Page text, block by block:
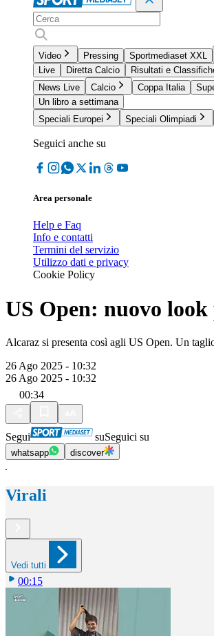
Video Pressing Sportmediaset XXL
Live
Diretta Calcio
Risultati e
News Live
Calcio Coppa Italia
Un libro a settimana
Speciali Europei
Speciali Olimpiadi
Seguici anche su
Area personale
Help e Faq
Info e contatti
Termini del servizio
Utilizzo dati e privacy
Cookie Policy
US Open: nuovo
Alcaraz si presenta così agli US Open. Un
26 Ago 2025 - 10:32
26 Ago 2025 - 10:32
00:34
Segui suSeguici su
whatsapp discover
Virali
Vedi tutti
00:15